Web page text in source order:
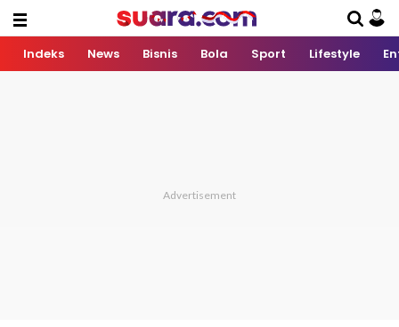
Indeks News Bisnis Bola Sport Lifestyle